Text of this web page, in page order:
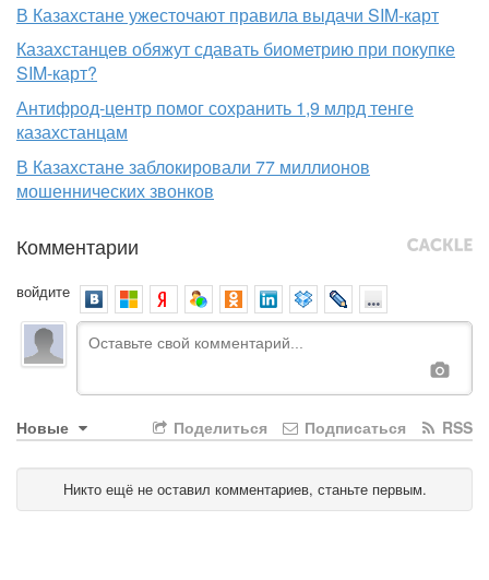
В Казахстане ужесточают правила выдачи SIM-карт
Казахстанцев обяжут сдавать биометрию при покупке
SIM-карт?
Антифрод-центр помог сохранить 1,9 млрд тенге
казахстанцам
В Казахстане заблокировали 77 миллионов
мошеннических звонков
Комментарии
войдите
Новые RSS
Подписаться
Поделиться
Никто ещё не оставил комментариев, станьте первым.